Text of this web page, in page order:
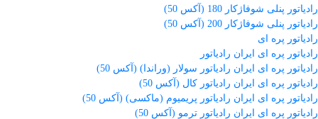
رادیاتور پنلی شوفاژکار 180 (آکس 50)
رادیاتور پنلی شوفاژکار 200 (آکس 50)
رادیاتور پره ای
رادیاتور پره ای ایران رادیاتور
رادیاتور پره ای ایران رادیاتور سولار (وراندا) (آکس 50)
رادیاتور پره ای ایران رادیاتور کال (آکس 50)
رادیاتور پره ای ایران رادیاتور پریمیوم (ماکسی) (آکس 50)
رادیاتور پره ای ایران رادیاتور ترمو (آکس 50)